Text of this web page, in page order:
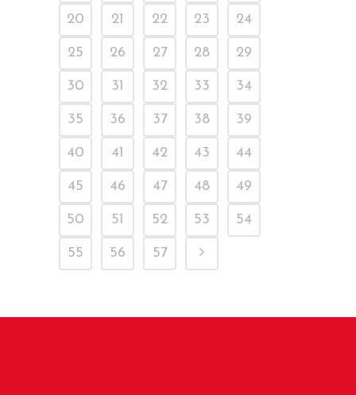
20 21 22 23 24
25 26 27 28 29
30 31 32 33 34
35 36 37 38 39
40 41 42 43 44
45 46 47 48 49
50 51 52 53 54
55 56 57